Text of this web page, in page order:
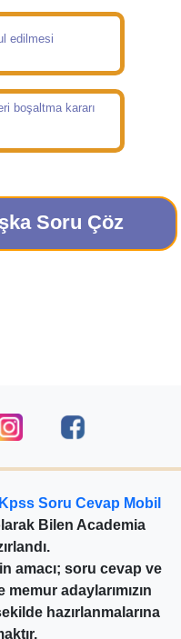
edilmesi
boşaltma kararı
Soru Çöz
Kpss Soru Cevap Mobil
Bilen Academia
amacı; soru cevap ve
memur adaylarımızın
hazırlanmalarına